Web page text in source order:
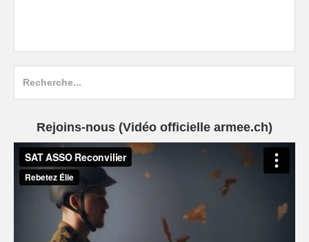
Rejoins-nous (Vidéo officielle armee.ch)